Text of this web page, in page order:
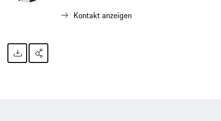
Kontakt anzeigen